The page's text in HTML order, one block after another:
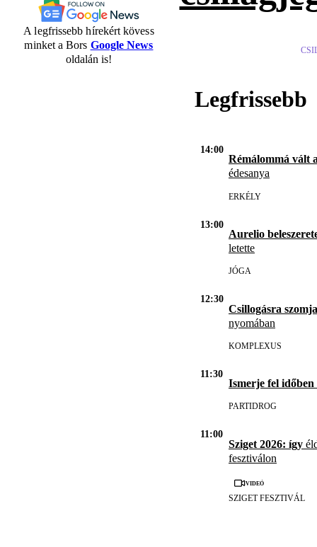
A legfrissebb hírekért kövess
minket a Bors Google News
oldalán is!
Legfrissebb
14:00
Rémálommá vált
édesanya
ERKÉLY
13:00
Aurelio
letette
JÓGA
12:30
Csillogásra
nyomában
KOMPLEXUS
11:30
Ismerje fel időben
PARTIDROG
11:00
Sziget 2026: így
fesztiválon
Videó
SZIGET FESZTIVÁL